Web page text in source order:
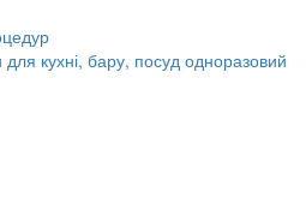
для кухні, бару, посуд одноразовий